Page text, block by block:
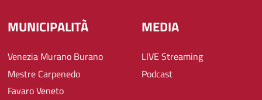
MUNICIPALITÀ
Venezia Murano Burano
Mestre Carpenedo
Favaro Veneto
MEDIA
LIVE Streaming
Podcast